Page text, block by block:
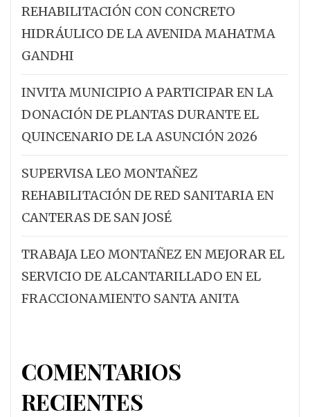
REHABILITACIÓN CON CONCRETO
HIDRÁULICO DE LA AVENIDA MAHATMA
GANDHI
INVITA MUNICIPIO A PARTICIPAR EN LA
DONACIÓN DE PLANTAS DURANTE EL
QUINCENARIO DE LA ASUNCIÓN 2026
SUPERVISA LEO MONTAÑEZ
REHABILITACIÓN DE RED SANITARIA EN
CANTERAS DE SAN JOSÉ
TRABAJA LEO MONTAÑEZ EN MEJORAR EL
SERVICIO DE ALCANTARILLADO EN EL
FRACCIONAMIENTO SANTA ANITA
COMENTARIOS
RECIENTES